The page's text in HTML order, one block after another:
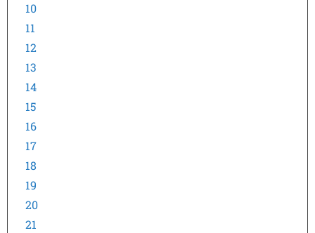
10
11
12
13
14
15
16
17
18
19
20
21